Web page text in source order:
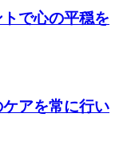
で心の平穏を
アを常に行い